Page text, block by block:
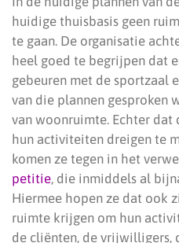
huidige thuisbasis geen
te gaan. De organisatie
heel goed te begrijpen dat
gebeuren met de sportzaal
van die plannen gesproken
van woonruimte. Echter
hun activiteiten dreigen te
komen ze tegen in het
petitie, die inmiddels al
Hiermee hopen ze dat ook
ruimte krijgen om hun
de cliënten, de vrijwilligers,